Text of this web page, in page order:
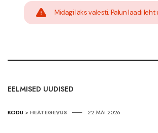
Midagi läks valesti. Palun laadi leht
EELMISED UUDISED
KODU >HEATEGEVUS 22.MAI 2026